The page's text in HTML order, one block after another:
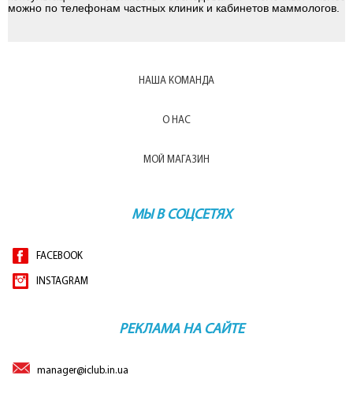
можно по телефонам частных клиник и кабинетов маммологов.
НАША КОМАНДА
О НАС
МОЙ МАГАЗИН
МЫ В СОЦСЕТЯХ
FACEBOOK
INSTAGRAM
РЕКЛАМА НА САЙТЕ
manager@iclub.in.ua